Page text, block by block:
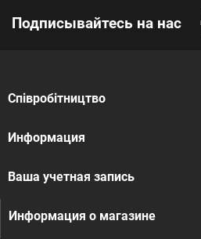
Подписывайтесь на нас
Співробітництво
Информация
Ваша учетная запись
Информация о магазине